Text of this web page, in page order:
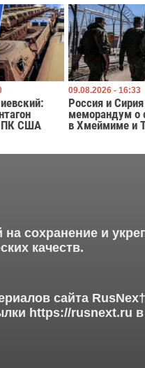
США
09.08.2026 - 16:33
Россия и
меморандум о
в Хмеймиме и
сохранение и
качеств.
сайта
https://rusnext.ru